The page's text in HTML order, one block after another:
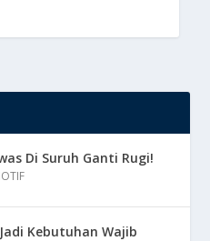
Di Suruh Ganti Rugi!
Kebutuhan Wajib